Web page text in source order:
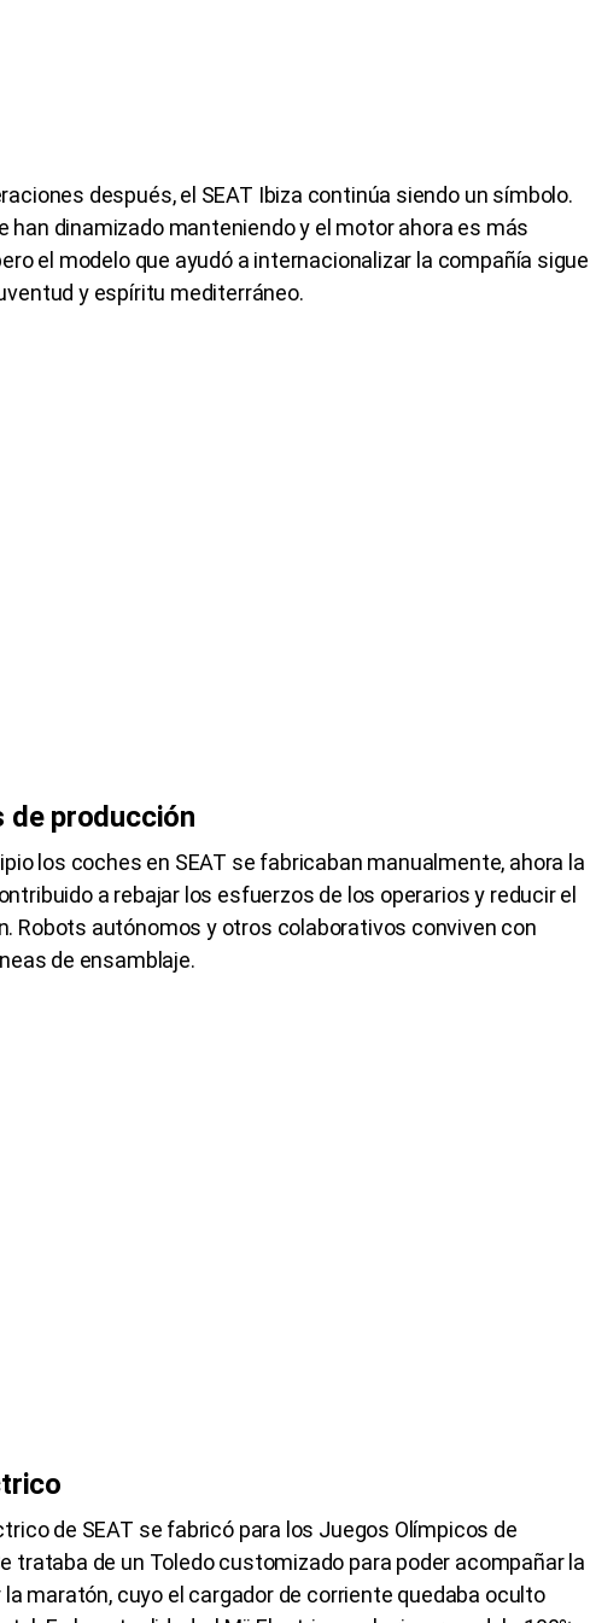
después, el SEAT Ibiza continúa siendo un símbolo.
han dinamizado manteniendo y el motor ahora es más
el modelo que ayudó a internacionalizar la compañía sigue
y espíritu mediterráneo.
de producción
los coches en SEAT se fabricaban manualmente, ahora la
a rebajar los esfuerzos de los operarios y reducir el
Robots autónomos y otros colaborativos conviven con
de ensamblaje.
de SEAT se fabricó para los Juegos Olímpicos de
trataba de un Toledo customizado para poder acompañar la
maratón, cuyo el cargador de corriente quedaba oculto